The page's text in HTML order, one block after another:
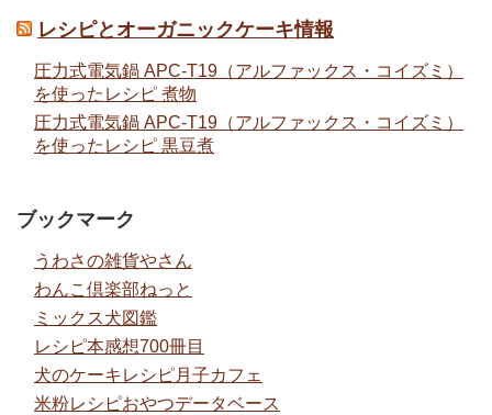
レシピとオーガニックケーキ情報
圧力式電気鍋 APC-T19（アルファックス・コイズミ）
を使ったレシピ 煮物
圧力式電気鍋 APC-T19（アルファックス・コイズミ）
を使ったレシピ 黒豆煮
ブックマーク
うわさの雑貨やさん
わんこ倶楽部ねっと
ミックス犬図鑑
レシピ本感想700冊目
犬のケーキレシピ月子カフェ
米粉レシピおやつデータベース